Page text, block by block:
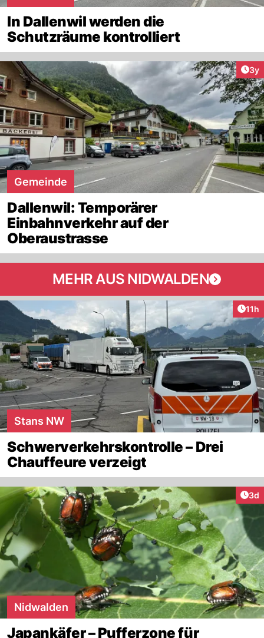
In Dallenwil werden die
Schutzräume kontrolliert
3y
Gemeinde
Dallenwil: Temporärer
Einbahnverkehr auf der
Oberaustrasse
MEHR AUS NIDWALDEN
11h
Stans NW
Schwerverkehrskontrolle – Drei
Chauffeure verzeigt
3d
Nidwalden
Japankäfer – Pufferzone für